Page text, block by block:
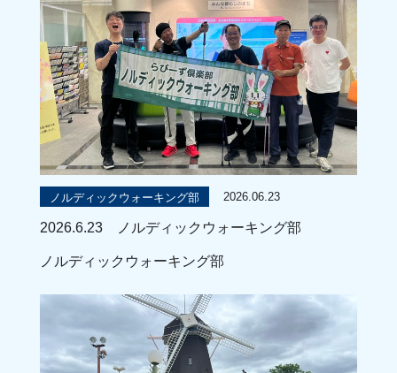
ノルディックウォーキング部 2026.06.23
2026.6.23 ノルディックウォーキング部
ノルディックウォーキング部